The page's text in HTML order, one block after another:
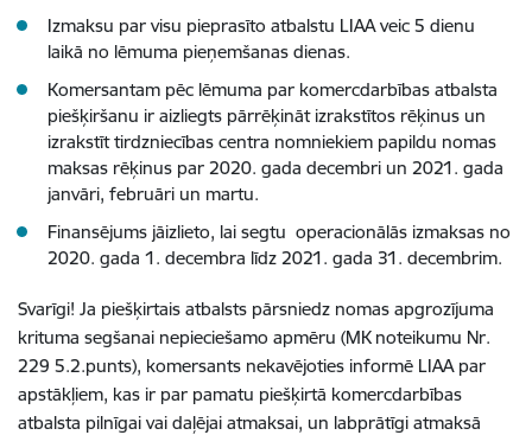
Izmaksu par visu pieprasīto atbalstu LIAA veic 5 dienu
laikā no lēmuma pieņemšanas dienas.
Komersantam pēc lēmuma par komercdarbības atbalsta
piešķiršanu ir aizliegts pārrēķināt izrakstītos rēķinus un
izrakstīt tirdzniecības centra nomniekiem papildu nomas
maksas rēķinus par 2020. gada decembri un 2021. gada
janvāri, februāri un martu.
Finansējums jāizlieto, lai segtu operacionālās izmaksas no
2020. gada 1. decembra līdz 2021. gada 31. decembrim.
Svarīgi! Ja piešķirtais atbalsts pārsniedz nomas apgrozījuma
krituma segšanai nepieciešamo apmēru (MK noteikumu Nr.
229 5.2.punts), komersants nekavējoties informē LIAA par
apstākļiem, kas ir par pamatu piešķirtā komercdarbības
atbalsta pilnīgai vai daļējai atmaksai, un labprātīgi atmaksā